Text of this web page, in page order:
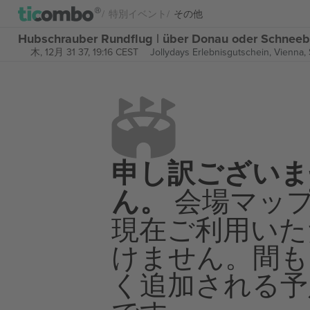
特別イベント その他
Hubschrauber Rundflug | über Donau oder
木, 12月 31 37, 19:16 CEST Jollydays Erlebnisgutschein, Vienna,
申し訳ござい
ん。 会場マッ
現在ご利用い
けません。間
く追加される